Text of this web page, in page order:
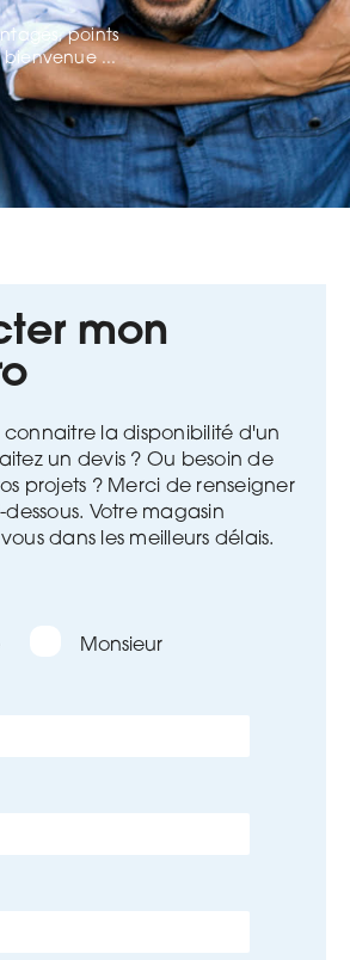
points
...
mon
connaitre la disponibilité d'un
un devis ? Ou besoin de
projets ?Merci de renseigner
Votre magasin
dans les meilleurs délais.
Monsieur